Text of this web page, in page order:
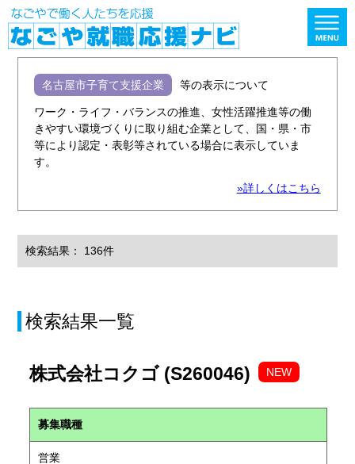
名古屋市子育て支援企業 等の表示について
ワーク・ライフ・バランスの推進、女性活躍推進等の働
きやすい環境づくりに取り組む企業として、国・県・市
等により認定・表彰等されている場合に表示していま
す。
»詳しくはこちら
検索結果： 136件
検索結果一覧
株式会社コクゴ (S260046) NEW
募集職種
営業